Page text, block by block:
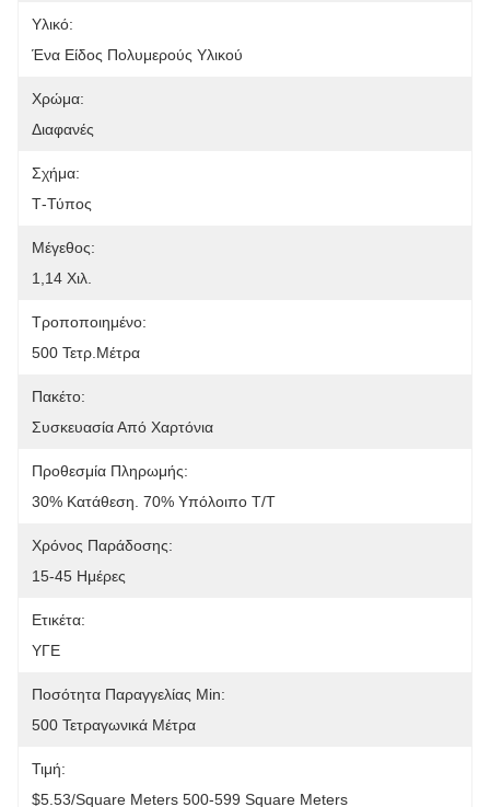
Υλικό:
Ένα Είδος Πολυμερούς Υλικού
Χρώμα:
Διαφανές
Σχήμα:
Τ-Τύπος
Μέγεθος:
1,14 Χιλ.
Τροποποιημένο:
500 Τετρ.μέτρα
Πακέτο:
Συσκευασία Από Χαρτόνια
Προθεσμία Πληρωμής:
30% Κατάθεση. 70% Υπόλοιπο T/T
Χρόνος Παράδοσης:
15-45 Ημέρες
Ετικέτα:
ΥΓΕ
Ποσότητα Παραγγελίας Min:
500 Τετραγωνικά Μέτρα
Τιμή:
$5.53/square Meters 500-599 Square Meters